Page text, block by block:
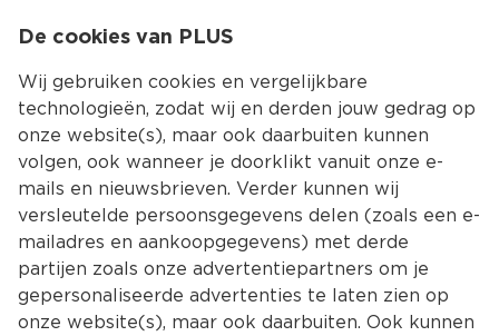
Kies jouw
Terug Producten
De cookies van PLUS
Wij gebruiken cookies en vergelijkbare
technologieën, zodat wij en derden jouw gedrag op
onze website(s), maar ook daarbuiten kunnen
volgen, ook wanneer je doorklikt vanuit onze e-
mails en nieuwsbrieven. Verder kunnen wij
versleutelde persoonsgegevens delen (zoals een e-
mailadres en aankoopgegevens) met derde
partijen zoals onze advertentiepartners om je
gepersonaliseerde advertenties te laten zien op
onze website(s), maar ook daarbuiten. Ook kunnen